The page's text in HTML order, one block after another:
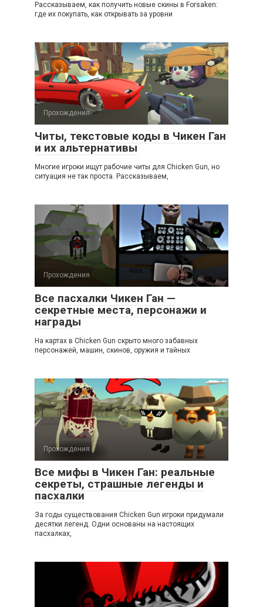
Рассказываем, как получить новые скины в Forsaken:
где их покупать, как открывать за уровни
Прохождения
Читы, текстовые коды в Чикен Ган
и их альтернативы
Многие игроки ищут рабочие читы для Chicken Gun, но
ситуация не так проста. Рассказываем,
Прохождения
Все пасхалки Чикен Ган —
секретные места, персонажи и
награды
На картах в Chicken Gun скрыто много забавных
персонажей, машин, скинов, оружия и тайных
Прохождения
Все мифы в Чикен Ган: реальные
секреты, страшные легенды и
пасхалки
За годы существования Chicken Gun игроки придумали
десятки легенд. Одни основаны на настоящих
пасхалках,